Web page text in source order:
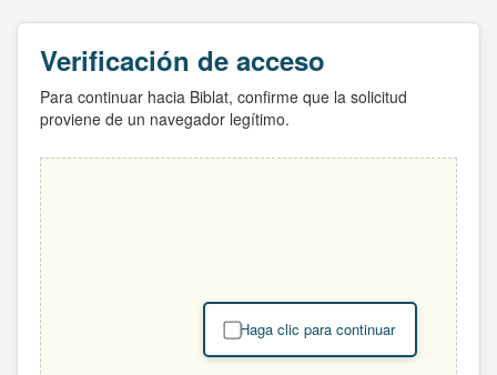
Verificación de acceso
Para continuar hacia Biblat, confirme que la solicitud
proviene de un navegador legítimo.
Haga clic para continuar